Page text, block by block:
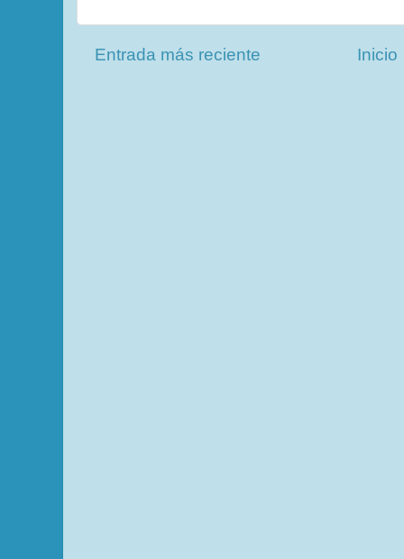
Entrada más reciente Inicio